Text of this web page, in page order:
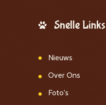
Snelle Links
Nieuws
Over Ons
Foto's